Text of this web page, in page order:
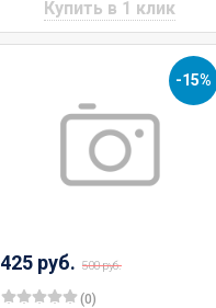
-15%
425 руб. 500 руб.
(0)